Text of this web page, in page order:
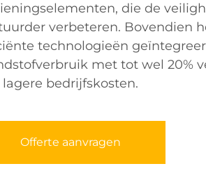
die de
verbeteren. Bovendien
technologieën
met tot wel 20%
lagere bedrijfskosten.
Offerte aanvragen